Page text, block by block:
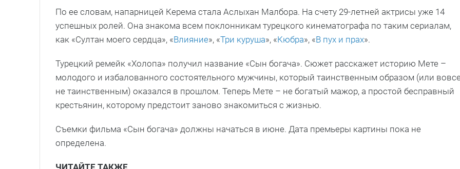
По ее словам, напарницей Керема стала Аслыхан Малбора. На счету 29-летней актрисы уже 14
успешных ролей. Она знакома всем поклонникам турецкого кинематографа по таким сериалам,
как «Султан моего сердца», «Влияние», «Три куруша», «Кюбра», «В пух и прах».
Турецкий ремейк «Холопа» получил название «Сын богача». Сюжет расскажет историю Мете –
молодого и избалованного состоятельного мужчины, который таинственным образом (или
не таинственным) оказался в прошлом. Теперь Мете – не богатый мажор, а простой бесправный
крестьянин, которому предстоит заново знакомиться с жизнью.
Съемки фильма «Сын богача» должны начаться в июне. Дата премьеры картины пока не
определена.
ЧИТАЙТЕ ТАКЖЕ